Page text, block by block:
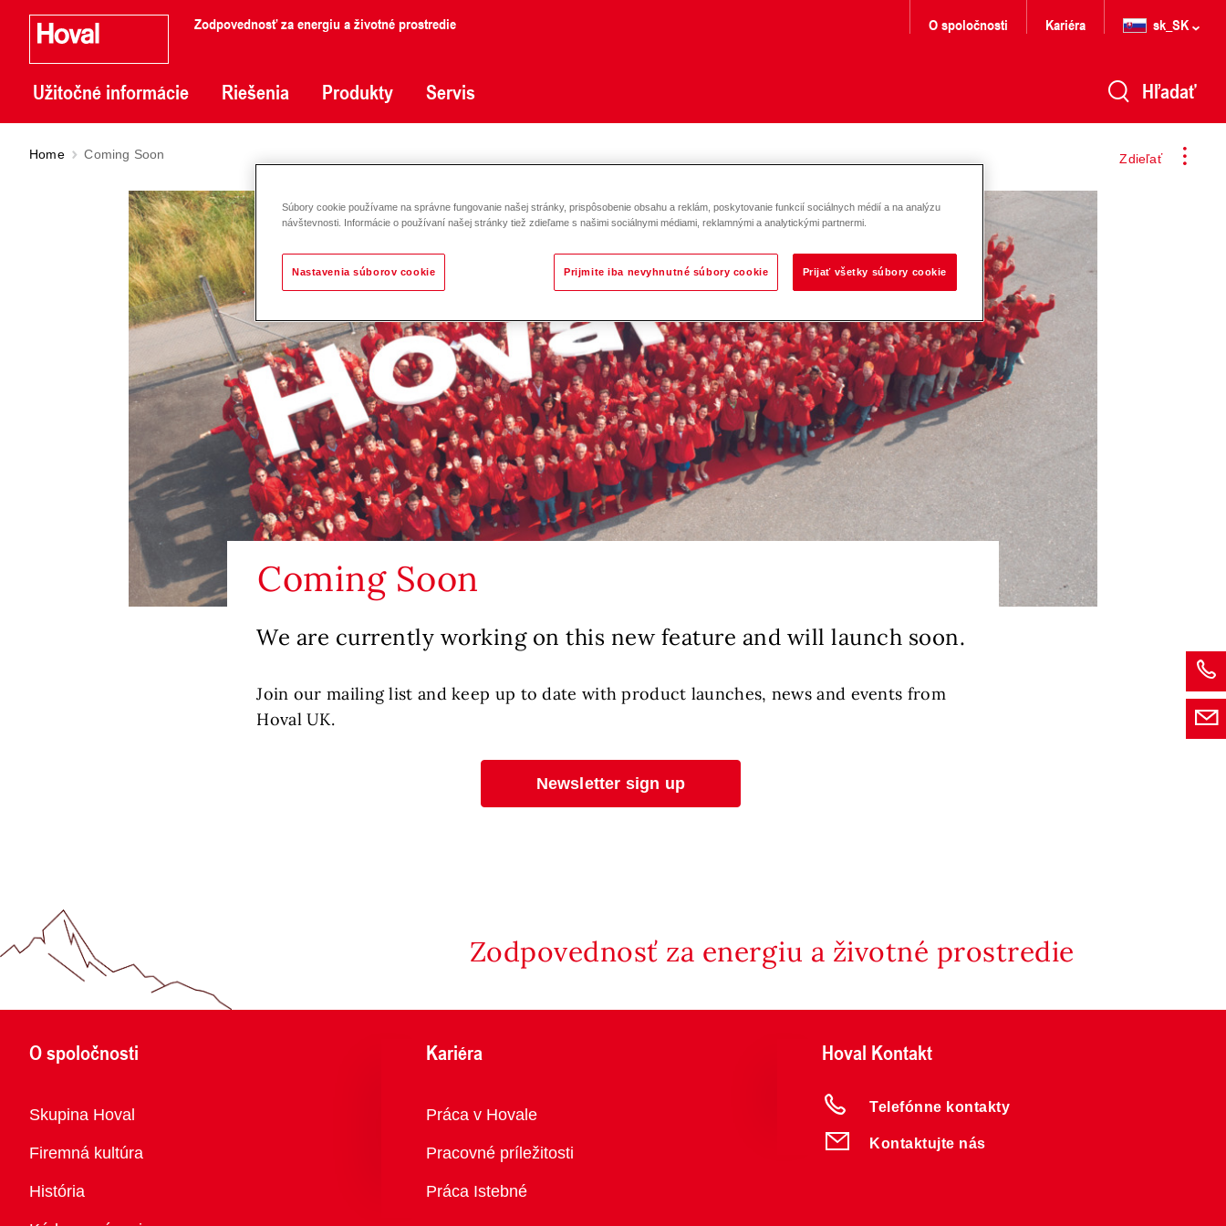
Zodpovednosť za energiu a životné prostredie
Užitočné informácie Riešenia Produkty Servis
O spoločnosti Kariéra sk_SK
Hľadať
Zdieľať
Home Coming Soon
Coming Soon
We are currently working on this new feature and will launch soon.
Join our mailing list and keep up to date with product launches, news and events from
Hoval UK.
Newsletter sign up
Zodpovednosť za energiu a životné prostredie
O spoločnosti
Prehľad
Skupina Hoval
Firemná kultúra
História
Kariéra
Prehľad
Práca v Hovale
Pracovné príležitosti
Práca Istebné
Hoval Kontakt
Telefónne kontakty
Kontaktujte nás
Súbory cookie používame na správne fungovanie našej stránky, prispôsobenie obsahu a reklám, poskytovanie funkcií sociálnych médií a na analýzu
návštevnosti. Informácie o používaní našej stránky tiež zdieľame s našimi sociálnymi médiami, reklamnými a analytickými partnermi.
Nastavenia súborov cookie Prijmite iba nevyhnutné súbory cookie Prijať všetky súbory cookie